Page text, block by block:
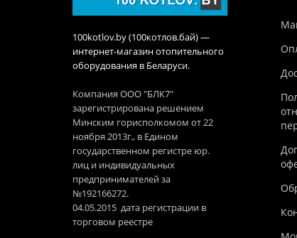
100kotlov.by (100котлов.бай) —
интернет-магазин отопительного
оборудования в Беларуси.
Компания ООО "БЛК7"
зарегистрирована решением
Минским горисполкомом от 22
ноября 2013г., в Едином
государственном регистре юр.
лиц и индивидуальных
предпринимателей за
№192166272.
04.05.2015 дата регистрации в
торговом реестре